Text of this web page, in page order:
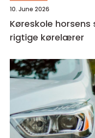
10. June 2026
Køreskole horsens sådan vælger du den
rigtige kørelærer